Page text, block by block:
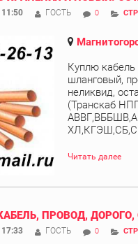
ГОСТЬ 0
Куплю кабель
шланговый,
неликвид,
(Транскаб
Читать далее
ПРОВОД,
ГОСТЬ 0